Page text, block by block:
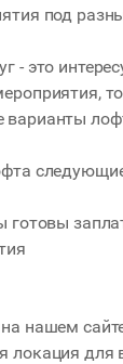
под
- это
варианты
готовы
нашем
локация для